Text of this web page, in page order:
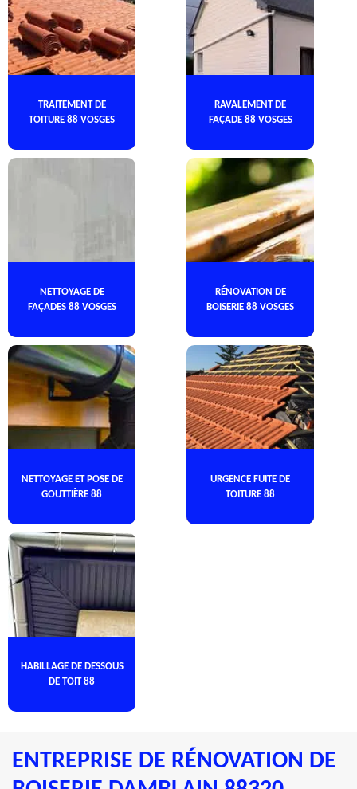
TRAITEMENT DE
TOITURE 88 VOSGES
RAVALEMENT DE
FAÇADE 88 VOSGES
NETTOYAGE DE
FAÇADES 88 VOSGES
RÉNOVATION DE
BOISERIE 88 VOSGES
NETTOYAGE ET POSE DE
GOUTTIÈRE 88
URGENCE FUITE DE
TOITURE 88
HABILLAGE DE DESSOUS
DE TOIT 88
ENTREPRISE DE RÉNOVATION DE